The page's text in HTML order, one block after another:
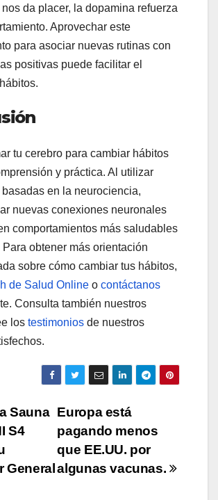
da placer, la dopamina refuerza
Aprovechar este
para asociar nuevas rutinas con
positivas puede facilitar el
tu cerebro para cambiar hábitos
y práctica. Al utilizar
en la neurociencia,
nuevas conexiones neuronales
comportamientos más saludables
obtener más orientación
sobre cómo cambiar tus hábitos,
de Salud Online o contáctanos
Consulta también nuestros
los testimonios de nuestros
Europa está
pagando menos
que EE.UU. por
algunas vacunas.
Sauna
S4
General